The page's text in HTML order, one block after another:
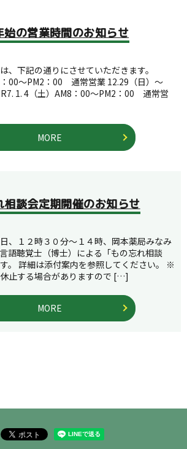
始の営業時間のお知らせ
、下記の通りにさせていただきます。
00～PM2：00 通常営業 12.29（日）～
1. 4（土）AM8：00～PM2：00 通常営
MORE
相談会定期開催のお知らせ
、１２時３０分～１４時、岡本薬局みなみ
語聴覚士（博士）による「もの忘れ相談
。 詳細は添付案内を参照してください。 ※
止する場合がありますので […]
MORE